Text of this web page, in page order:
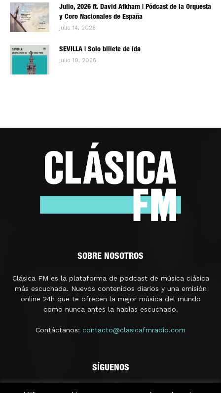
Julio, 2026 ft. David Afkham | Pódcast de la Orquesta
y Coro Nacionales de España
julio 14, 2026
SEVILLA | Solo billete de ida
julio 10, 2026
SOBRE NOSOTROS
Clásica FM es la plataforma de podcast de música clásica
más escuchada. Nuevos contenidos diarios y una emisión
online 24h que te ofrecen la mejor música del mundo
como nunca antes la habías escuchado.
Contáctanos: contacto@clasicafmradio.com
SÍGUENOS